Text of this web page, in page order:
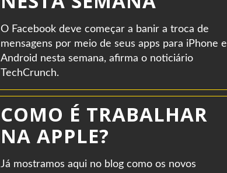
O Facebook deve começar a banir a troca de
mensagens por meio de seus apps para iPhone e
Android nesta semana, afirma o noticiário
TechCrunch.
COMO É TRABALHAR
NA APPLE?
Já mostramos aqui no blog como os novos